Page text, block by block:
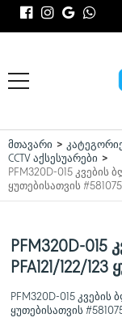
მთავარი
CCTV აქსესუარები
PFM320D-015 კვების
ყუთებისათვის #581075
PFM320D-015
PFA121/122/
PFM320D-015 კვების
ყუთებისათვის